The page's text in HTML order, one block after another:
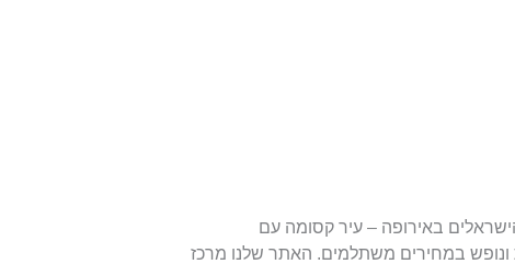
באירופה – עיר קסומה עם
ונופש במחירים משתלמים. האתר שלנו מרכז